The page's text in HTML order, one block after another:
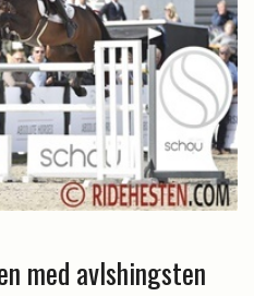
med avlshingsten